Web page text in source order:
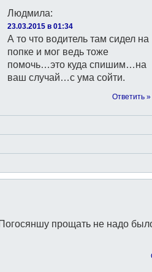
Людмила:
23.03.2015 в 01:34
А то что водитель там сидел на
попке и мог ведь тоже
помочь…это куда спишим…на
ваш случай…с ума сойти.
Ответить »
прощать не надо